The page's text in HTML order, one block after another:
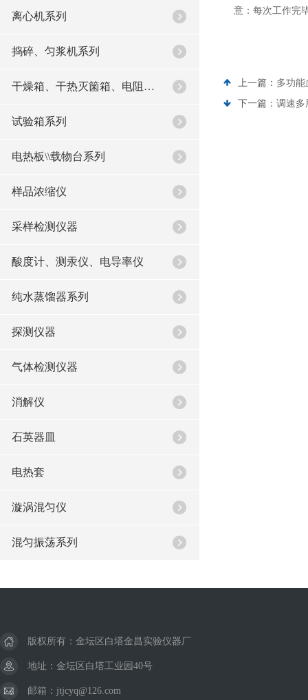
离心机系列
捣碎、匀浆机系列
干燥箱、干热灭箘箱、电阻炉系列
试验箱系列
电热板\\载物台系列
样品浓缩仪
采样检测仪器
酸度计、测汞仪、电导率仪
纯水蒸馏器系列
探测仪器
气体检测仪器
消解仪
石英器皿
电热套
漩涡混匀仪
混匀振荡系列
意：每次工作完
上一篇： 多功能
下一篇： 调速多
版权所有：金坛区白塔金昌实验仪器厂
地址：金坛区白塔工业园40号
邮箱：jtjcyq@126.com